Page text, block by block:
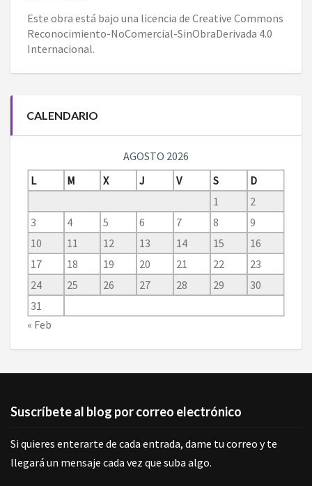
Este obra está bajo una licencia de Creative Commons
Reconocimiento-NoComercial-SinObraDerivada 4.0
Internacional.
CALENDARIO
AGOSTO 2026
L
M X J V S
D
1
2
3
4 5 6 7 8
9
10
11 12 13 14 15
16
17
18 19 20 21 22
23
24
25 26 27 28 29
30
31
« Feb
Suscríbete al blog por correo electrónico
Si quieres enterarte de cada entrada, dame tu correo y te
llegará un mensaje cada vez que suba algo.